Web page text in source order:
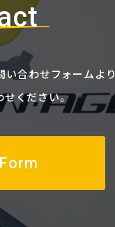
い合わせフォームより
ください。